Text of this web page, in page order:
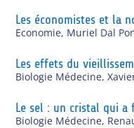
Les économistes et la
Economie, Muriel Dal
Les effets du
Biologie Médecine,
Le sel : un cristal qui a
Biologie Médecine,